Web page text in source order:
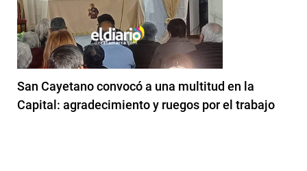
San Cayetano convocó a una multitud en la
Capital: agradecimiento y ruegos por el trabajo